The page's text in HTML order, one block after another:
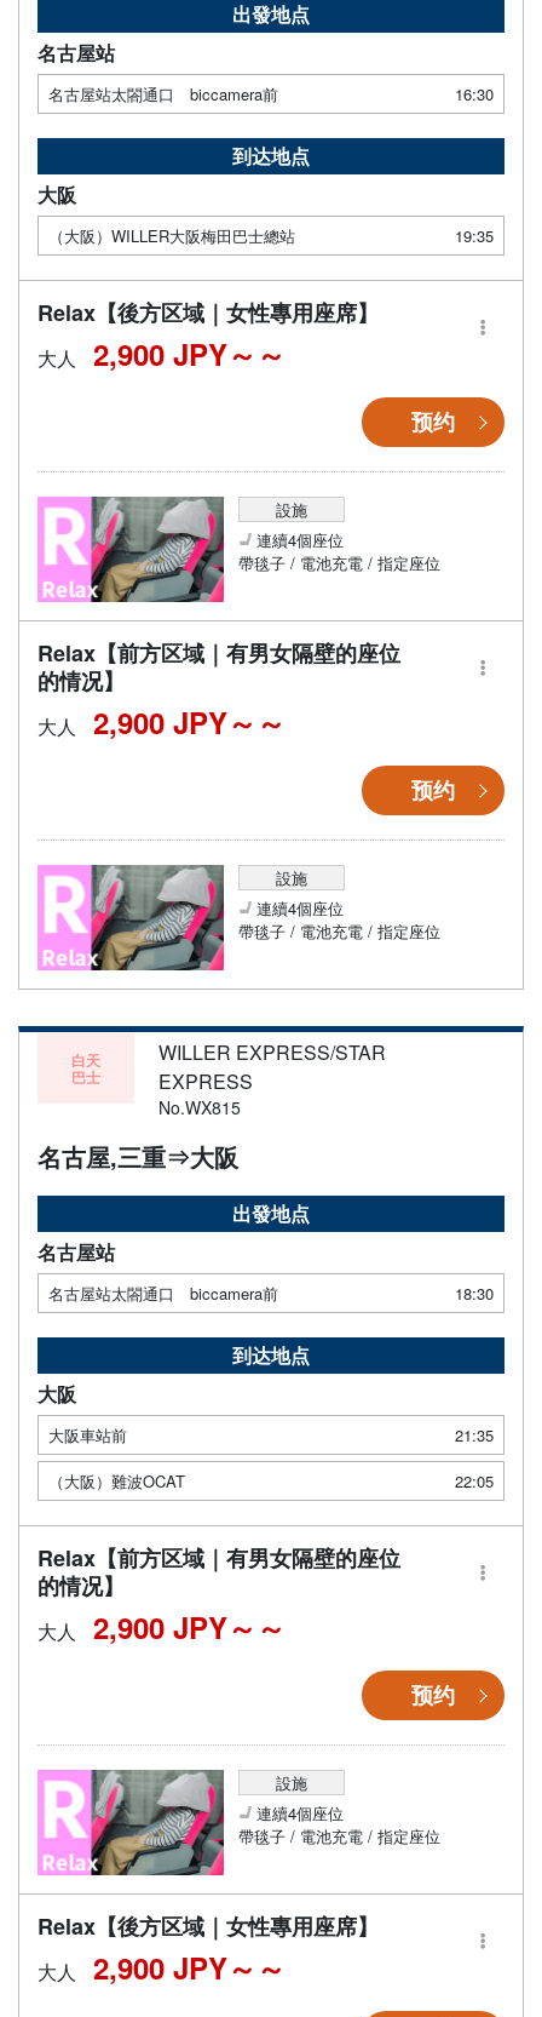
出發地点
名古屋站
名古屋站太閤通口 biccamera前 16:30
到达地点
大阪
（大阪）WILLER大阪梅田巴士總站 19:35
Relax【後方区域｜女性專用座席】
大人 2,900 JPY～
预约
設施
連續4個座位
帶毯子 / 電池充電 / 指定座位
Relax【前方区域｜有男女隔壁的座位
的情况】
大人 2,900 JPY～
预约
設施
連續4個座位
帶毯子 / 電池充電 / 指定座位
白天
巴士
WILLER EXPRESS/STAR
EXPRESS
No.WX815
名古屋,三重⇒大阪
出發地点
名古屋站
名古屋站太閤通口 biccamera前 18:30
到达地点
大阪
大阪車站前
21:35
（大阪）難波OCAT
22:05
Relax【前方区域｜有男女隔壁的座位
的情况】
大人 2,900 JPY～
预约
設施
連續4個座位
帶毯子 / 電池充電 / 指定座位
Relax【後方区域｜女性專用座席】
大人 2,900 JPY～